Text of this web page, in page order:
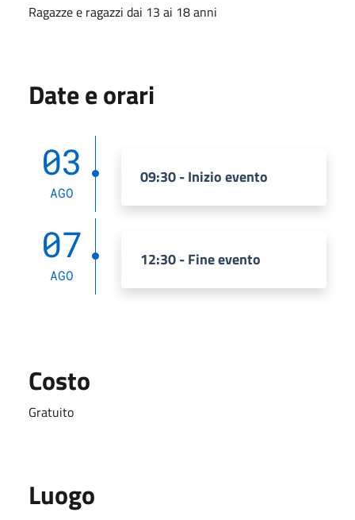
Ragazze e ragazzi dai 13 ai 18 anni
Date e orari
03
AGO
09:30 - Inizio evento
07
AGO
12:30 - Fine evento
Costo
Gratuito
Luogo